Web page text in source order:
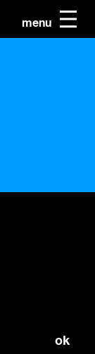
menu